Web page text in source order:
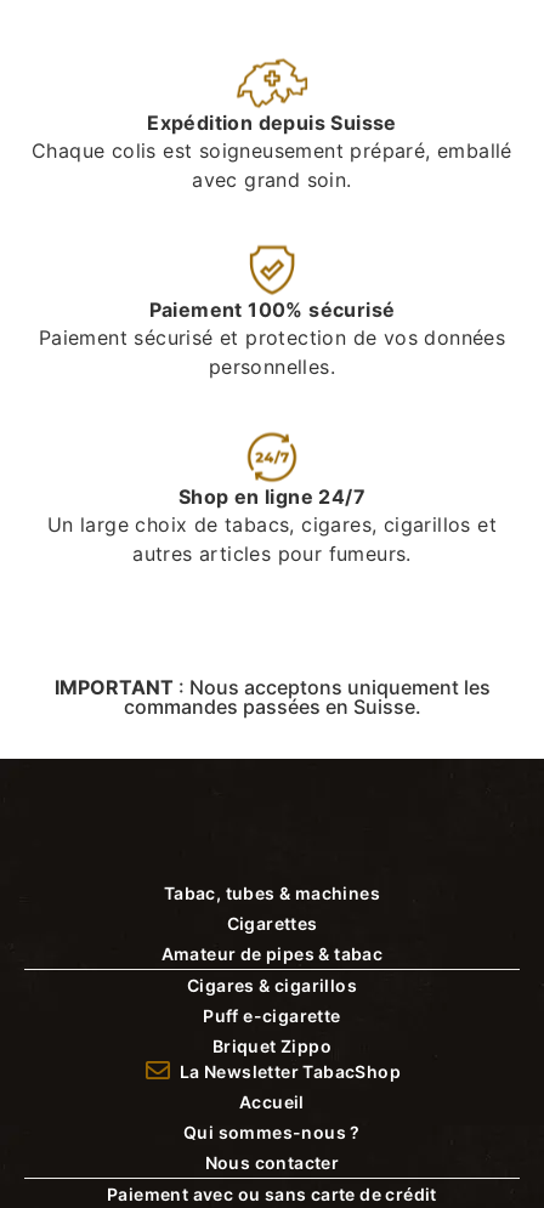
Expédition depuis Suisse
Chaque colis est soigneusement préparé, emballé
avec grand soin.
Paiement 100% sécurisé
Paiement sécurisé et protection de vos données
personnelles.
Shop en ligne 24/7
Un large choix de tabacs, cigares, cigarillos et
autres articles pour fumeurs.
IMPORTANT : Nous acceptons uniquement les
commandes passées en Suisse.
Tabac, tubes & machines
Cigarettes
Amateur de pipes & tabac
Cigares & cigarillos
Puff e-cigarette
Briquet Zippo
La Newsletter TabacShop
Accueil
Qui sommes-nous ?
Nous contacter
Paiement avec ou sans carte de crédit